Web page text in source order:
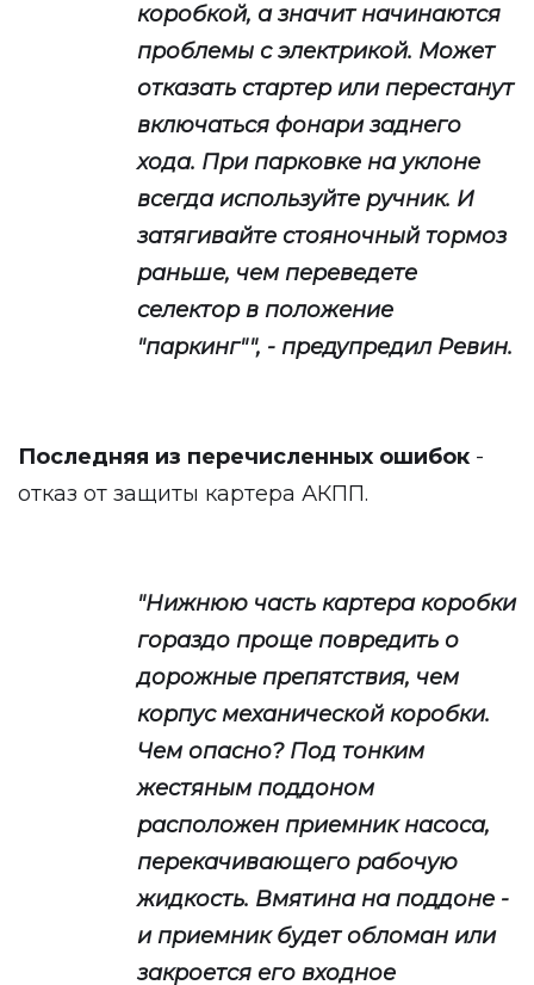
коробкой, а значит начинаются
проблемы с электрикой. Может
отказать стартер или перестанут
включаться фонари заднего
хода. При парковке на уклоне
всегда используйте ручник. И
затягивайте стояночный тормоз
раньше, чем переведете
селектор в положение
"паркинг"", - предупредил Ревин.
Последняя из перечисленных ошибок -
отказ от защиты картера АКПП.
"Нижнюю часть картера коробки
гораздо проще повредить о
дорожные препятствия, чем
корпус механической коробки.
Чем опасно? Под тонким
жестяным поддоном
расположен приемник насоса,
перекачивающего рабочую
жидкость. Вмятина на поддоне -
и приемник будет обломан или
закроется его входное